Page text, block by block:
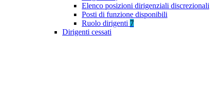
Elenco posizioni dirigenziali discrezionali
Posti di funzione disponibili
Ruolo dirigenti 7
Dirigenti cessati